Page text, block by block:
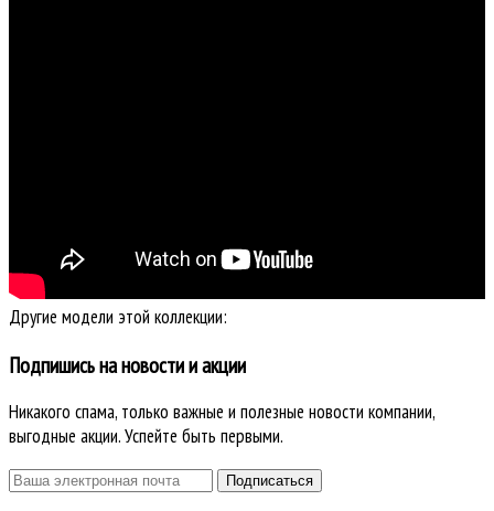
Другие модели этой коллекции:
Подпишись на новости и акции
Никакого спама, только важные и полезные новости компании,
выгодные акции. Успейте быть первыми.